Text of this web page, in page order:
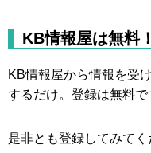
KB情報屋は無料！
KB情報屋から情報を受
するだけ。登録は無料で
是非とも登録してみてく